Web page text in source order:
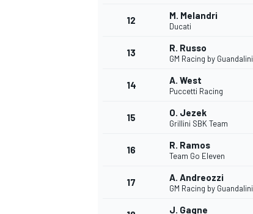
FÓRMULA E
12 M. Melandri
Ducati
13 R. Russo
GM Racing by Guandalini
14 A. West
Puccetti Racing
15 O. Jezek
Grillini SBK Team
16 R. Ramos
Team Go Eleven
17 A. Andreozzi
GM Racing by Guandalini
J. Gagne